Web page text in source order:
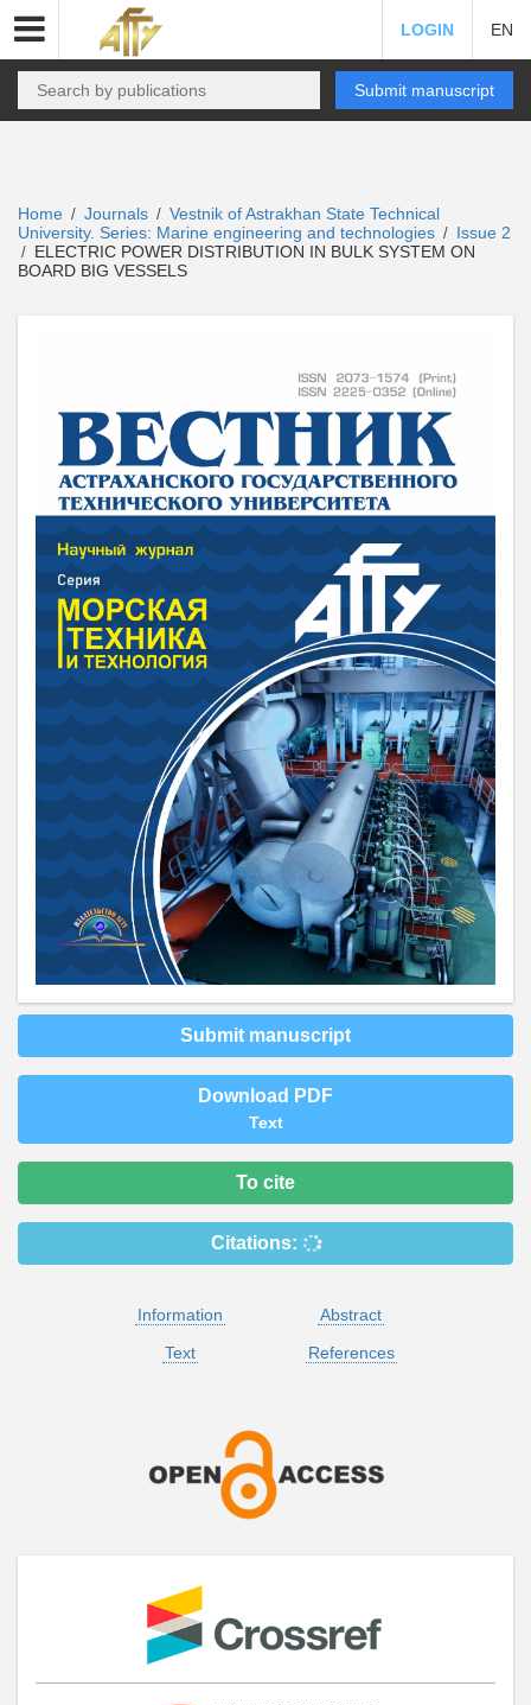
LOGIN EN
Submit manuscript
Home / Journals / Vestnik of Astrakhan State Technical
University. Series: Marine engineering and technologies / Issue 2
/ ELECTRIC POWER DISTRIBUTION IN BULK SYSTEM ON
BOARD BIG VESSELS
Submit manuscript
Download PDF
Text
To cite
Citations:
Information
Abstract
Text
References